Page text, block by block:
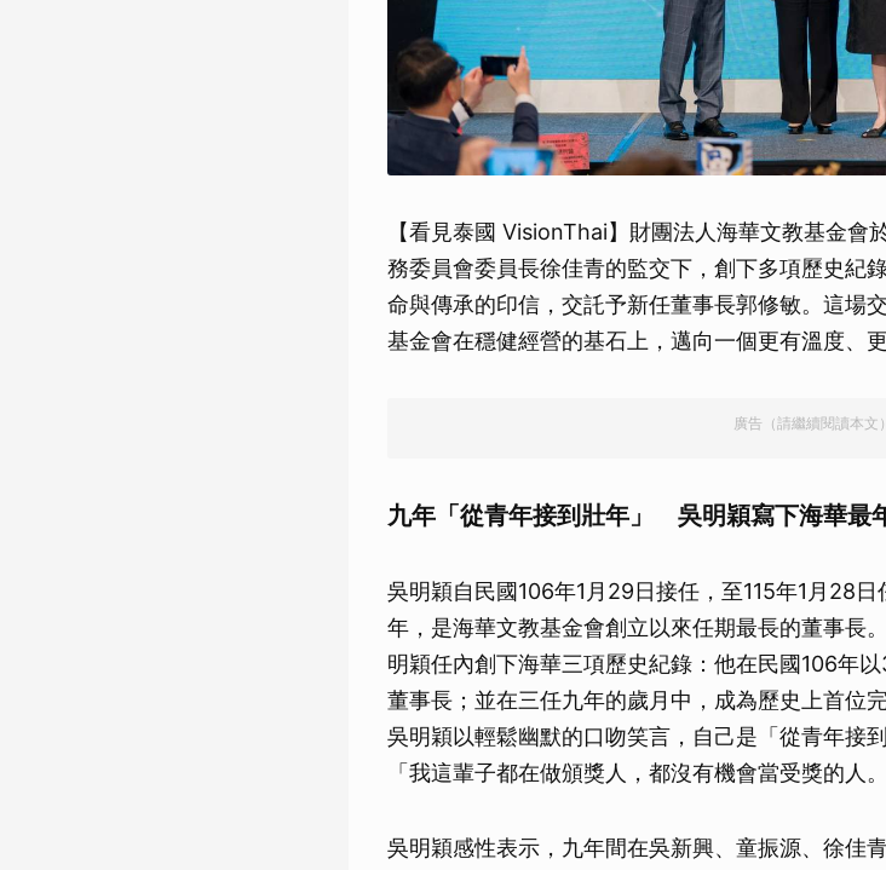
【看見泰國 VisionThai】財團法人海華文教基金會
務委員會委員長徐佳青的監交下，創下多項歷史紀
命與傳承的印信，交託予新任董事長郭修敏。這場
基金會在穩健經營的基石上，邁向一個更有溫度、
廣告（請繼續閱讀本文）
九年「從青年接到壯年」 吳明穎寫下海華最
吳明穎自民國106年1月29日接任，至115年1月28
年，是海華文教基金會創立以來任期最長的董事長
明穎任內創下海華三項歷史紀錄：他在民國106年
董事長；並在三任九年的歲月中，成為歷史上首位
吳明穎以輕鬆幽默的口吻笑言，自己是「從青年接
「我這輩子都在做頒獎人，都沒有機會當受獎的人。
吳明穎感性表示，九年間在吳新興、童振源、徐佳